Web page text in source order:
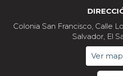
Colonia San Francisco, Calle
Salvador, El
Ver